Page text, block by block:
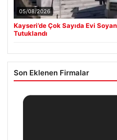
05/08/2026
Kayseri’de Çok Sayıda Evi
Tutuklandı
Son Eklenen Firmalar